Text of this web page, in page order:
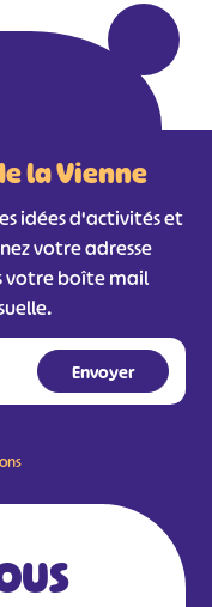
la Vienne
idées d'activités et
votre adresse
votre boîte mail